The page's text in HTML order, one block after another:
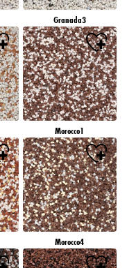
Granada3
Morocco1
Morocco4